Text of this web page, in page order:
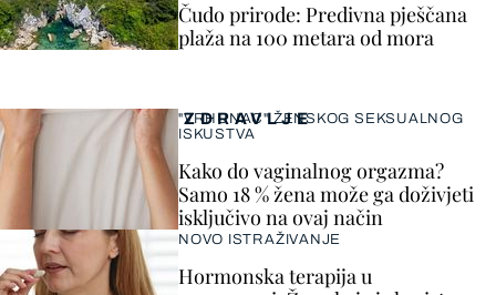
ZDRAVLJE
"VRHUNAC" ŽENSKOG SEKSUALNOG
ISKUSTVA
Kako do vaginalnog orgazma?
Samo 18 % žena može ga doživjeti
isključivo na ovaj način
NOVO ISTRAŽIVANJE
Hormonska terapija u
Čudo prirode: Predivna pješčana
plaža na 100 metara od mora